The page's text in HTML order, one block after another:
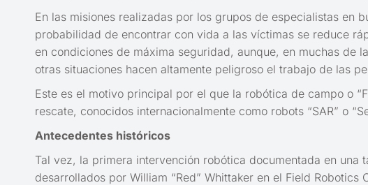
En las misiones realizadas por los grupos de especialistas en
probabilidad de encontrar con vida a las víctimas se reduce
en condiciones de máxima seguridad, aunque, en muchas de
otras situaciones hacen altamente peligroso el trabajo de las
Este es el motivo principal por el que la robótica de campo o
rescate, conocidos internacionalmente como robots “SAR” o
Antecedentes históricos
Tal vez, la primera intervención robótica documentada en
desarrollados por William “Red” Whittaker en el Field